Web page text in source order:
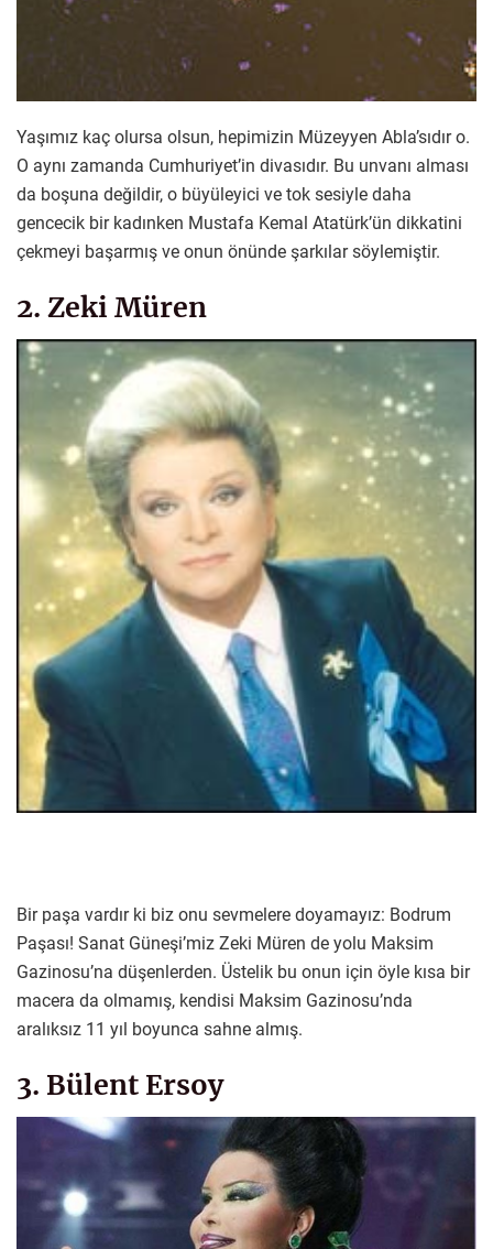
Yaşımız kaç olursa olsun, hepimizin Müzeyyen Abla’sıdır o.
O aynı zamanda Cumhuriyet’in divasıdır. Bu unvanı alması
da boşuna değildir, o büyüleyici ve tok sesiyle daha
gencecik bir kadınken Mustafa Kemal Atatürk’ün dikkatini
çekmeyi başarmış ve onun önünde şarkılar söylemiştir.
2. Zeki Müren
Bir paşa vardır ki biz onu sevmelere doyamayız: Bodrum
Paşası! Sanat Güneşi’miz Zeki Müren de yolu Maksim
Gazinosu’na düşenlerden. Üstelik bu onun için öyle kısa bir
macera da olmamış, kendisi Maksim Gazinosu’nda
aralıksız 11 yıl boyunca sahne almış.
3. Bülent Ersoy